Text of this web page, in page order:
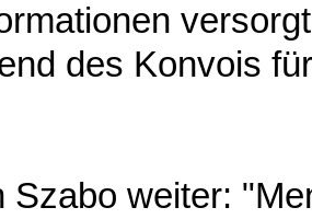
des Konvois
Szabo weiter: